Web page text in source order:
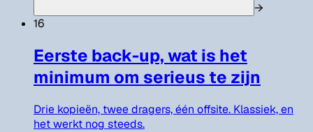
→
16
Eerste back-up, wat is het
minimum om serieus te zijn
Drie kopieën, twee dragers, één offsite. Klassiek, en
het werkt nog steeds.